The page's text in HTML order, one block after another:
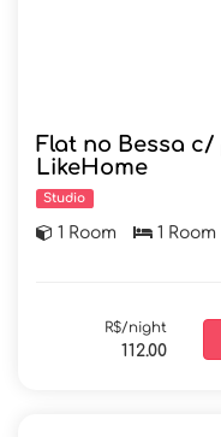
Flat no Bessa
LikeHome
Studio
1 Room 1 Room
R$/night
112.00